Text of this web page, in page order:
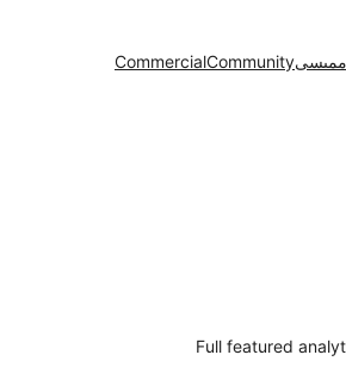
Community
Commercial
Full featured